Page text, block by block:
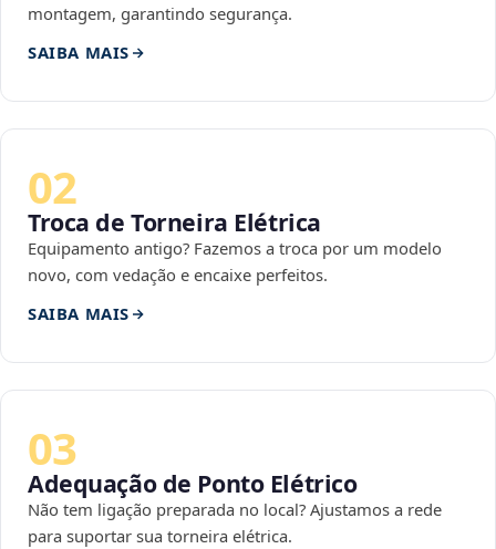
montagem, garantindo segurança.
SAIBA MAIS
02
Troca de Torneira Elétrica
Equipamento antigo? Fazemos a troca por um modelo
novo, com vedação e encaixe perfeitos.
SAIBA MAIS
03
Adequação de Ponto Elétrico
Não tem ligação preparada no local? Ajustamos a rede
para suportar sua torneira elétrica.